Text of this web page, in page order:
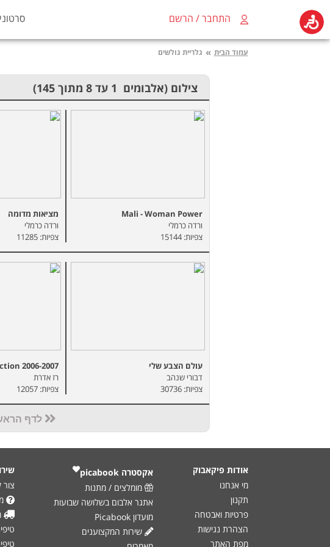
התחבר / הרשם
עמוד הבית » גלריית גולשים
צילום (אלבומים 1 עד 8 מתוך 145)
Mali - Woman Power
ורדה כרמלי
צפיות: 15144
מציאות מדומה
ורדה כרמלי
צפיות: 11285
עולם הצבע שלי
דבורי שנהב
צפיות: 30736
2006-2007
רז אדרת
צפיות: 12057
לדף
אודות פיקאבוק
מי אנחנו
תקנון
פרטיות ואבטחה
הצהרת נגישות
מפת האתר
אקסטרה ‎ picabook
מומלצים / מתנות
אתגר אלבום בשלושה שבועות
מועדון Picabook
שירות המקצוענים